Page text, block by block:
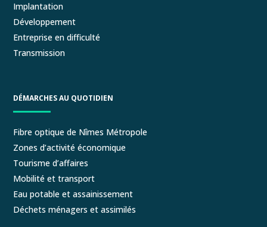
Implantation
Développement
Entreprise en difficulté
Transmission
DÉMARCHES AU QUOTIDIEN
Fibre optique de Nîmes Métropole
Zones d’activité économique
Tourisme d’affaires
Mobilité et transport
Eau potable et assainissement
Déchets ménagers et assimilés